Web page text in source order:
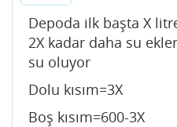
Depoda ilk başta X
2X kadar daha su
su oluyor
Dolu kısım=3X
Boş kısım=600-3X